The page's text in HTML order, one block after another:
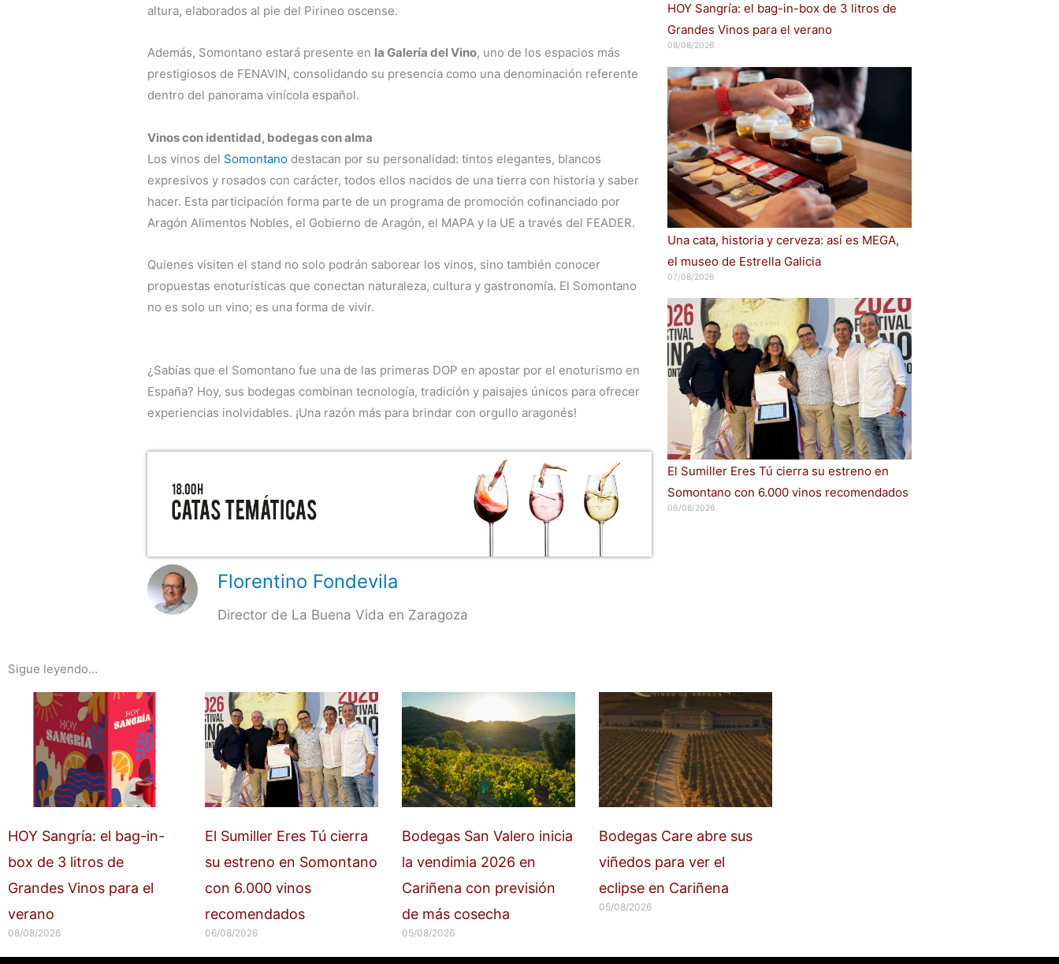
altura, elaborados al pie del Pirineo oscense.
Además, Somontano estará presente en la Galería del Vino, uno de los espacios más
prestigiosos de FENAVIN, consolidando su presencia como una denominación referente
dentro del panorama vinícola español.
Vinos con identidad, bodegas con alma
Los vinos del Somontano destacan por su personalidad: tintos elegantes, blancos
expresivos y rosados con carácter, todos ellos nacidos de una tierra con historia y saber
hacer. Esta participación forma parte de un programa de promoción cofinanciado por
Aragón Alimentos Nobles, el Gobierno de Aragón, el MAPA y la UE a través del FEADER.
Quienes visiten el stand no solo podrán saborear los vinos, sino también conocer
propuestas enoturísticas que conectan naturaleza, cultura y gastronomía. El Somontano
no es solo un vino; es una forma de vivir.
¿Sabías que el Somontano fue una de las primeras DOP en apostar por el enoturismo en
España? Hoy, sus bodegas combinan tecnología, tradición y paisajes únicos para ofrecer
experiencias inolvidables. ¡Una razón más para brindar con orgullo aragonés!
Florentino Fondevila
Director de La Buena Vida en Zaragoza
HOY Sangría: el bag-in-box de 3 litros de
Grandes Vinos para el verano
08/08/2026
Una cata, historia y cerveza: así es MEGA,
el museo de Estrella Galicia
07/08/2026
El Sumiller Eres Tú cierra su estreno en
Somontano con 6.000 vinos recomendados
06/08/2026
Sigue leyendo...
HOY Sangría: el bag-in-
box de 3 litros de
Grandes Vinos para el
verano
08/08/2026
El Sumiller Eres Tú cierra
su estreno en Somontano
con 6.000 vinos
recomendados
06/08/2026
Bodegas San Valero inicia
la vendimia 2026 en
Cariñena con previsión
de más cosecha
05/08/2026
Bodegas Care abre sus
viñedos para ver el
eclipse en Cariñena
05/08/2026